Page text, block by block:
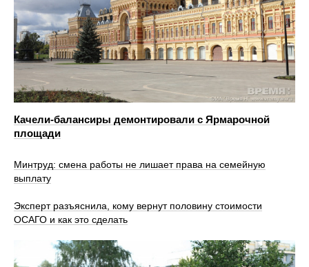
Качели-балансиры демонтировали с Ярмарочной
площади
Минтруд: смена работы не лишает права на семейную
выплату
Эксперт разъяснила, кому вернут половину стоимости
ОСАГО и как это сделать